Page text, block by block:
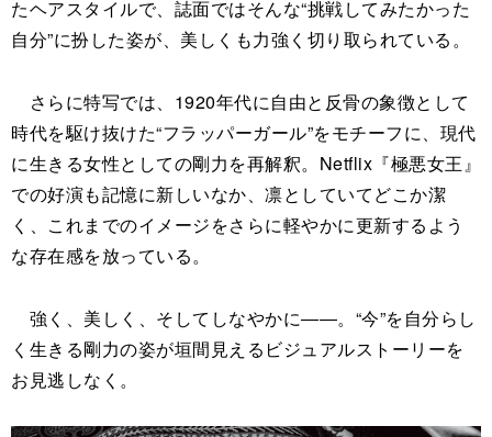
たヘアスタイルで、誌面ではそんな“挑戦してみたかった
自分”に扮した姿が、美しくも力強く切り取られている。
さらに特写では、1920年代に自由と反骨の象徴として
時代を駆け抜けた“フラッパーガール”をモチーフに、現代
に生きる女性としての剛力を再解釈。Netflix『極悪女王』
での好演も記憶に新しいなか、凛としていてどこか潔
く、これまでのイメージをさらに軽やかに更新するよう
な存在感を放っている。
強く、美しく、そしてしなやかに――。“今”を自分らし
く生きる剛力の姿が垣間見えるビジュアルストーリーを
お見逃しなく。